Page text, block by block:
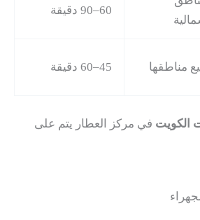
60–90 دقيقة
مناطقها 45–60 دقيقة
الكويت في مركز العطار يتم على